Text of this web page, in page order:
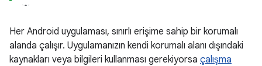
Her Android uygulaması, sınırlı erişime sahip bir korumalı
alanda çalışır. Uygulamanızın kendi korumalı alanı dışındaki
kaynakları veya bilgileri kullanması gerekiyorsa çalışma